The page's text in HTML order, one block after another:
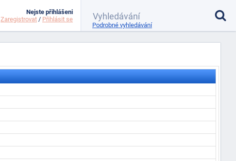
Nejste přihlášeni
Zaregistrovat / Přihlásit se
Podrobné vyhledávání